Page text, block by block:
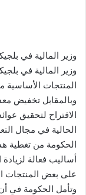
وزير المالية في
وزير المالية في
المنتجات الأساسية
وبالمقابل تخفيض
الاقتراح لتحقيق
الحالية في مجال
الحكومة من تغطية
أساليب فعالة
على بعض المنتجات
وتأمل الحكومة في